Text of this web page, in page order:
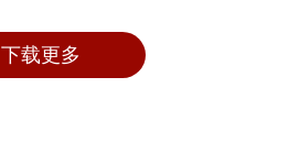
下载更多